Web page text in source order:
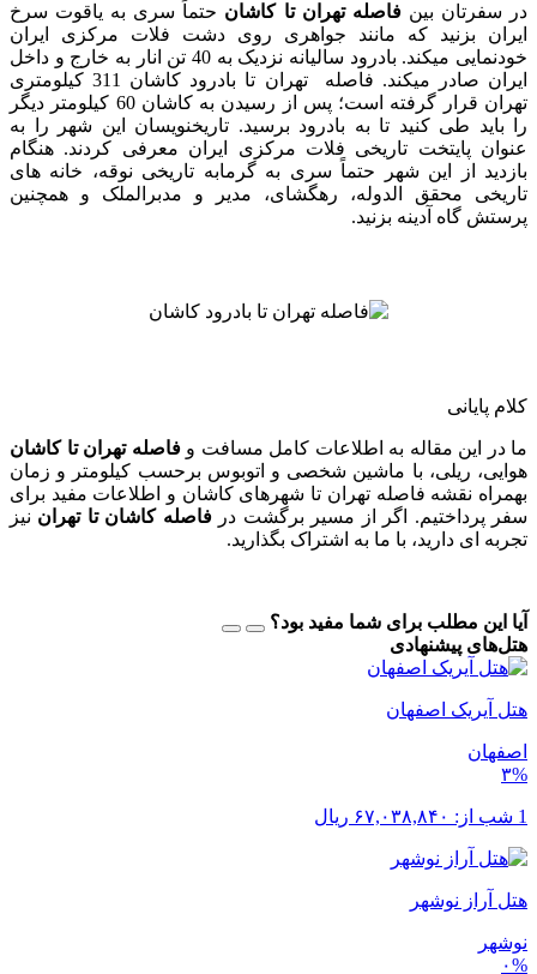
در سفرتان بینفاصله تهران تا کاشان حتماً سری به یاقوت سرخ
ایران بزنید که مانند جواهری روی دشت فلات مرکزی ایران
خودنمایی می‎کند. بادرود سالیانه نزدیک به 40 تن انار به خارج و داخل
ایران صادر می‎کند. فاصله تهران تا بادرود کاشان 311 کیلومتری
تهران قرار گرفته است؛ پس از رسیدن به کاشان 60 کیلومتر دیگر
را باید طی کنید تا به بادرود برسید. تاریخ‎نویسان این شهر را به
عنوان پایتخت تاریخی فلات مرکزی ایران معرفی کردند. هنگام
بازدید از این شهر حتماً سری به گرمابه تاریخی نوقه، خانه ‎های
تاریخی محقق الدوله، رهگشای، مدیر و مدبرالملک و همچنین
پرستش‌ گاه آدینه بزنید.
کلام پایانی
ما در این مقاله به اطلاعات کامل مسافت وفاصله تهران تا کاشان
هوایی، ریلی، با ماشین شخصی و اتوبوس برحسب کیلومتر و زمان
بهمراه نقشه فاصله تهران تا شهرهای کاشان و اطلاعات مفید برای
سفر پرداختیم. اگر از مسیر برگشت درفاصله کاشان تا تهران نیز
تجربه ای دارید، با ما به اشتراک بگذارید.
آیا این مطلب برای شما مفید بود؟
هتل‌های پیشنهادی
هتل آیریک اصفهان
اصفهان
۳%
1 شب از: ۶۷,۰۳۸,۸۴۰ ریال
هتل آراز نوشهر
نوشهر
۰%